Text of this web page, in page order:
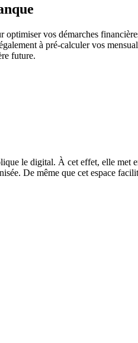
vos démarches
à pré-calculer vos
future.
le digital. À cet effet, elle met
De même que cet espace